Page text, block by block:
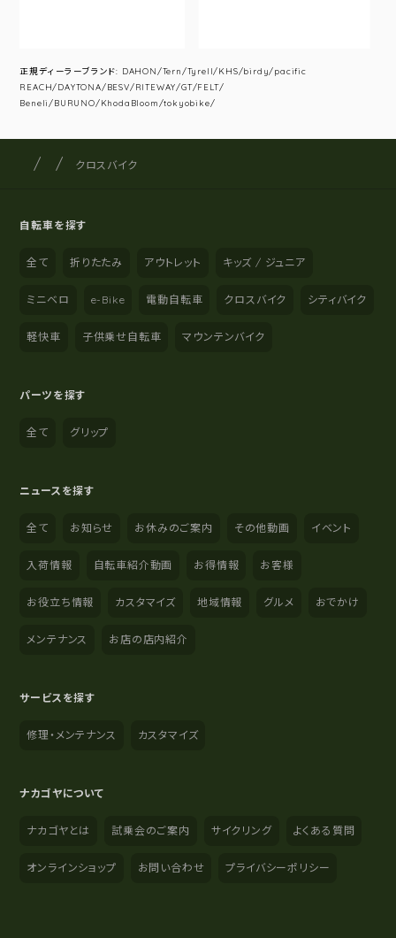
正規ディーラーブランド: DAHON/Tern/Tyrell/KHS/birdy/pacific
REACH/DAYTONA/BESV/RITEWAY/GT/FELT/
Beneli/BURUNO/KhodaBloom/tokyobike/
サイト内の現在地
サイクルショップナカゴヤ
クロスバイク
自転車を探す
全て 折りたたみ アウトレット キッズ / ジュニア
ミニベロ e-Bike 電動自転車 クロスバイク シティバイク
軽快車 子供乗せ自転車 マウンテンバイク
パーツを探す
全て グリップ
ニュースを探す
全て お知らせ お休みのご案内 その他動画 イベント
入荷情報 自転車紹介動画 お得情報 お客様
お役立ち情報 カスタマイズ 地域情報 グルメ おでかけ
メンテナンス お店の店内紹介
サービスを探す
修理・メンテナンス カスタマイズ
ナカゴヤについて
ナカゴヤとは 試乗会のご案内 サイクリング よくある質問
オンラインショップ お問い合わせ プライバシーポリシー